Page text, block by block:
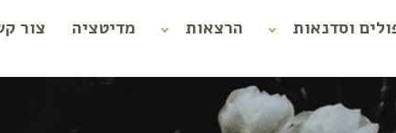
וסדנאות הרצאות מדיטציה צור